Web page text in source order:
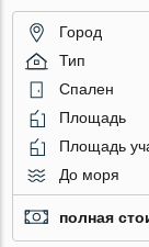
Город
Тип
Спален
Площадь
Площадь
До моря
полная